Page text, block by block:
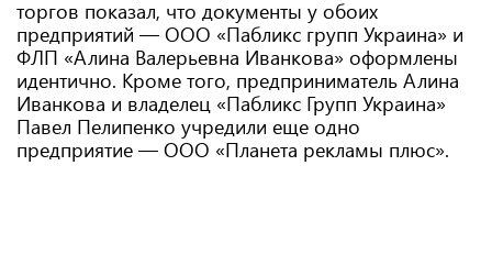
торгов показал, что документы у обоих
предприятий — ООО «Пабликс групп Украина» и
ФЛП «Алина Валерьевна Иванкова» оформлены
идентично. Кроме того, предприниматель Алина
Иванкова и владелец «Пабликс Групп Украина»
Павел Пелипенко учредили еще одно
предприятие — ООО «Планета рекламы плюс».